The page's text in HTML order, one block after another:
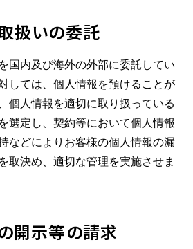
扱いの委託
国内及び海外の外部に委託してい
しては、個人情報を預けることが
個人情報を適切に取り扱っている
選定し、契約等において個人情報
などによりお客様の個人情報の漏
取決め、適切な管理を実施させま
開示等の請求